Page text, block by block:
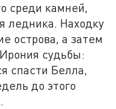
среди камней,
ледника. Находку
острова, а затем
судьбы:
спасти Белла,
до этого